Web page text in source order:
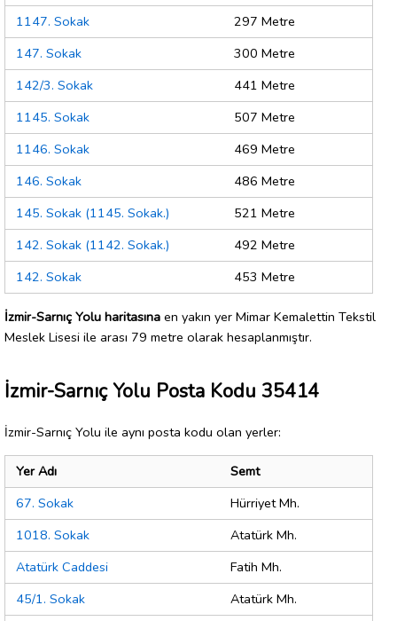
1147. Sokak
297 Metre
147. Sokak
300 Metre
142/3. Sokak
441 Metre
1145. Sokak
507 Metre
1146. Sokak
469 Metre
146. Sokak
486 Metre
145. Sokak (1145. Sokak.)
521 Metre
142. Sokak (1142. Sokak.)
492 Metre
142. Sokak
453 Metre
İzmir-Sarnıç Yolu haritasına en yakın yer Mimar Kemalettin Tekstil
Meslek Lisesi ile arası 79 metre olarak hesaplanmıştır.
İzmir-Sarnıç Yolu Posta Kodu 35414
İzmir-Sarnıç Yolu ile aynı posta kodu olan yerler:
Yer Adı
Semt
67. Sokak
Hürriyet Mh.
1018. Sokak
Atatürk Mh.
Atatürk Caddesi
Fatih Mh.
45/1. Sokak
Atatürk Mh.